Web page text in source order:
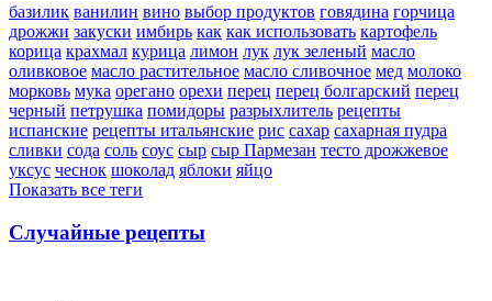
базилик ванилин вино выбор продуктов говядина горчица
дрожжи закуски имбирь как как использовать картофель
корица крахмал курица лимон лук лук зеленый масло
оливковое масло растительное масло сливочное мед молоко
морковь мука орегано орехи перец перец болгарский перец
черный петрушка помидоры разрыхлитель рецепты
испанские рецепты итальянские рис сахар сахарная пудра
сливки сода соль соус сыр сыр Пармезан тесто дрожжевое
уксус чеснок шоколад яблоки яйцо
Показать все теги
Случайные рецепты